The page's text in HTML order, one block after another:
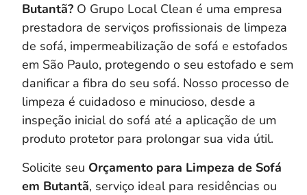
Butantã? O Grupo Local Clean é uma empresa
prestadora de serviços profissionais de limpeza
de sofá, impermeabilização de sofá e estofados
em São Paulo, protegendo o seu estofado e sem
danificar a fibra do seu sofá. Nosso processo de
limpeza é cuidadoso e minucioso, desde a
inspeção inicial do sofá até a aplicação de um
produto protetor para prolongar sua vida útil.
Solicite seu Orçamento para Limpeza de Sofá
em Butantã, serviço ideal para residências ou